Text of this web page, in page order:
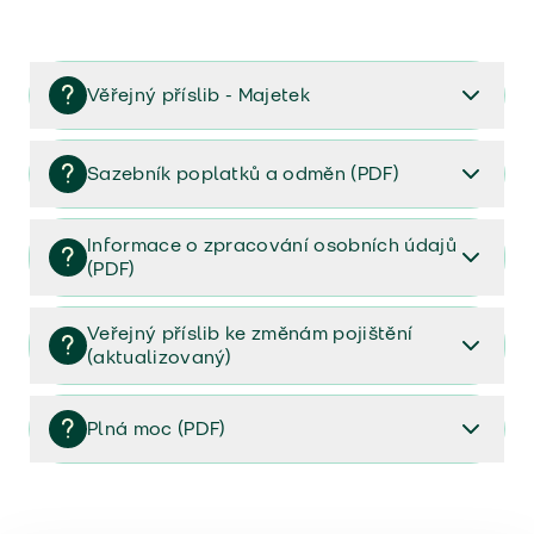
Věřejný příslib - Majetek
Věřejný příslib majetek 2023
Sazebník poplatků a odměn (PDF)
Sazebník poplatků a odměn (PDF)
Informace o zpracování osobních údajů
(PDF)
Informace o zpracování osobních údajů (PDF)
Veřejný příslib ke změnám pojištění
(aktualizovaný)
Veřejný příslib ke změnám pojištění (aktualizovaný)
Plná moc (PDF)